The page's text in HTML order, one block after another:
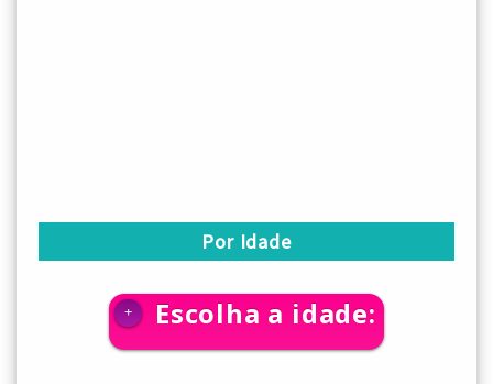
Por Idade
+ Escolha a idade: